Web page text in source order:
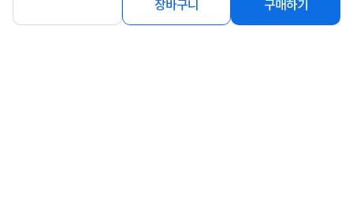
장바구니 구매하기
405,000원
JMA1PU [블랙/USB]
9,900원